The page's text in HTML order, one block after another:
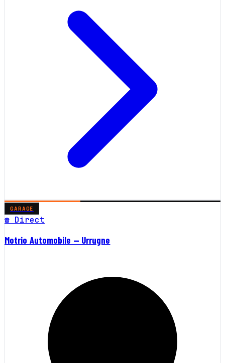
GARAGE
☎ Direct
Motrio Automobile — Urrugne